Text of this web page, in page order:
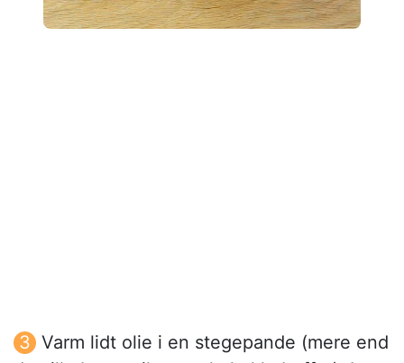
Varm lidt olie i en stegepande (mere end